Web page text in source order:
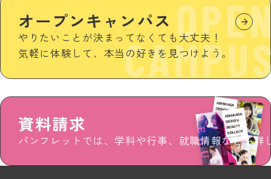
資料請求
パンフレットでは、学科や行事、就職情報などを詳
オープンキャンパス
やりたいことが決まってなくても大丈夫！
気軽に体験して、本当の好きを見つけよう。